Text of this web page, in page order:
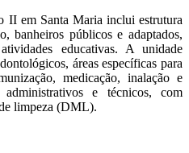
em Santa Maria inclui estrutura
banheiros públicos e adaptados,
educativas. A unidade
áreas específicas para
medicação, inalação e
e técnicos, com
limpeza (DML).